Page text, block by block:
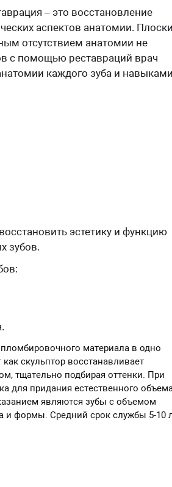
– это восстановление
аспектов анатомии.
отсутствием анатомии не
с помощью реставраций врач
каждого зуба и
эстетику и функцию
зубов.
материала в одно
скульптор восстанавливает
тщательно подбирая оттенки. При
для придания естественного
являются зубы с объемом
и формы. Средний срок службы 5-10